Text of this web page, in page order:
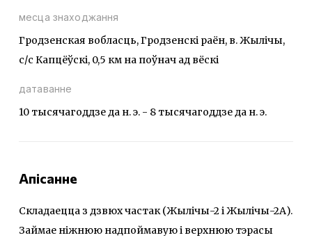
месца знаходжання
Гродзенская вобласць, Гродзенскі раён, в. Жылічы,
с/с Капцёўскі, 0,5 км на поўнач ад вёскі
датаванне
10 тысячагоддзе да н. э. - 8 тысячагоддзе да н. э.
Апісанне
Складаецца з дзвюх частак (Жылічы-2 і Жылічы-2А).
Займае ніжнюю надпоймавую і верхнюю тэрасы